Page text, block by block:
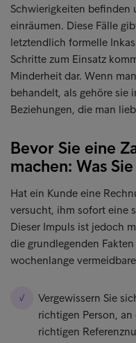
Schwierigkeiten befinden
einräumen. Diese Fälle
letztendlich formelle
Schritte zum Einsatz
Minderheit dar. Wenn
behandelt, als gehöre sie
Beziehungen, die man
Bevor Sie eine
machen: Was
Hat ein Kunde eine
versucht, ihm sofort eine
Dieser Impuls ist jedoch
die grundlegenden
wochenlange
Vergewissern Sie
richtigen Person,
richtigen